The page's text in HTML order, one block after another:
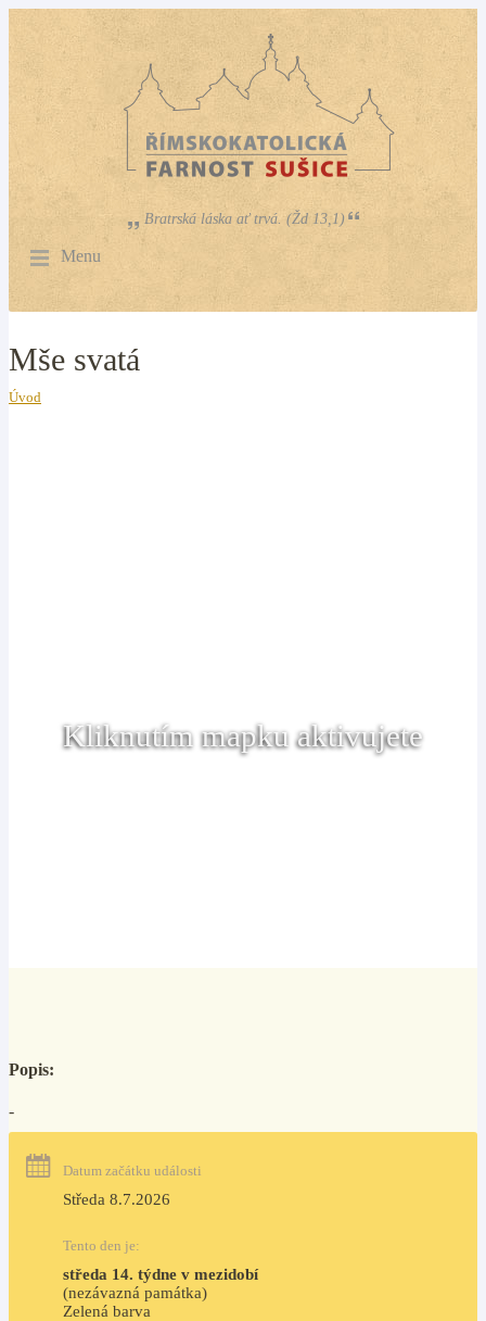
Bratrská láska ať trvá. (Žd 13,1)
Menu
Mše svatá
Úvod
Kliknutím mapku aktivujete
Popis:
-
Datum začátku události
Středa 8.7.2026
Tento den je:
středa 14. týdne v mezidobí
(nezávazná památka)
Zelená barva